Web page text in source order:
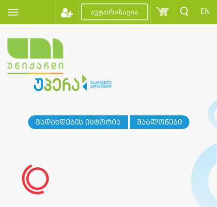
ავტორიზაცია EN
გადახდების ისტორია შაბლონები